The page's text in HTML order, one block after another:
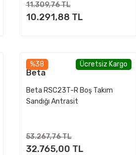
11.309,76 TL
10.291,88 TL
%38 Ücretsiz Kargo
Beta
Beta RSC23T-R Boş Takım
Sandığı Antrasit
53.267,76 TL
32.765,00 TL